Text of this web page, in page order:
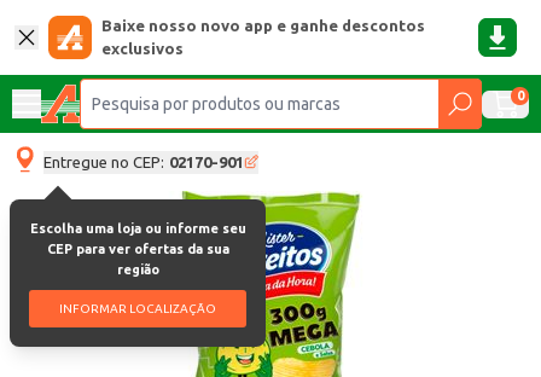
Baixe nosso novo app e ganhe descontos
exclusivos
0
Entregue no CEP: 02170-901
Escolha uma loja ou informe seu
CEP para ver ofertas da sua
região
INFORMAR LOCALIZAÇÃO